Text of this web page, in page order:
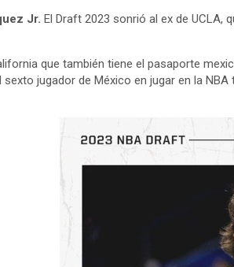
Jr. El Draft 2023 sonrió al ex de UCLA,
que también tiene el pasaporte
sexto jugador de México en jugar en la